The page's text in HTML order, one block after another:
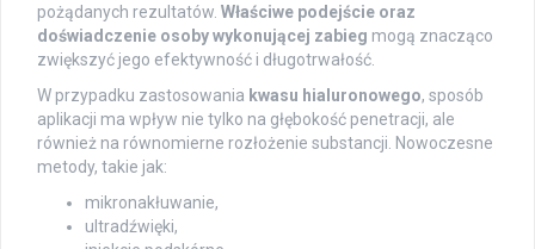
pożądanych rezultatów. Właściwe podejście oraz
doświadczenie osoby wykonującej zabieg mogą znacząco
zwiększyć jego efektywność i długotrwałość.
W przypadku zastosowania kwasu hialuronowego, sposób
aplikacji ma wpływ nie tylko na głębokość penetracji, ale
również na równomierne rozłożenie substancji. Nowoczesne
metody, takie jak:
mikronakłuwanie,
ultradźwięki,